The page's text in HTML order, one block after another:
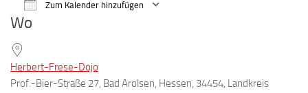
Zum Kalender hinzufügen
Wo
Herbert-Frese-Dojo
Prof.-Bier-Straße 27, Bad Arolsen, Hessen, 34454, Landkreis